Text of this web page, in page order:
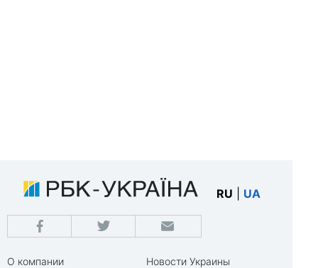
RU UA
О компании
Новости Украины